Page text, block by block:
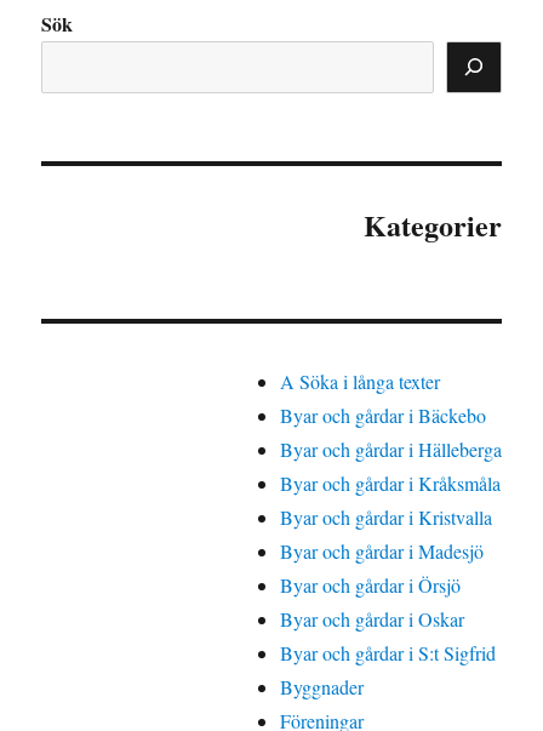
Sök
Kategorier
A Söka i långa texter
Byar och gårdar i Bäckebo
Byar och gårdar i Hälleberga
Byar och gårdar i Kråksmåla
Byar och gårdar i Kristvalla
Byar och gårdar i Madesjö
Byar och gårdar i Örsjö
Byar och gårdar i Oskar
Byar och gårdar i S:t Sigfrid
Byggnader
Föreningar